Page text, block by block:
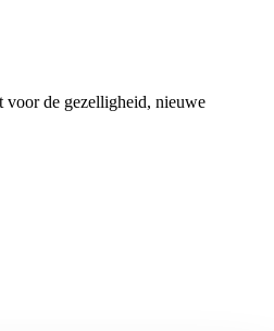
voor de gezelligheid, nieuwe